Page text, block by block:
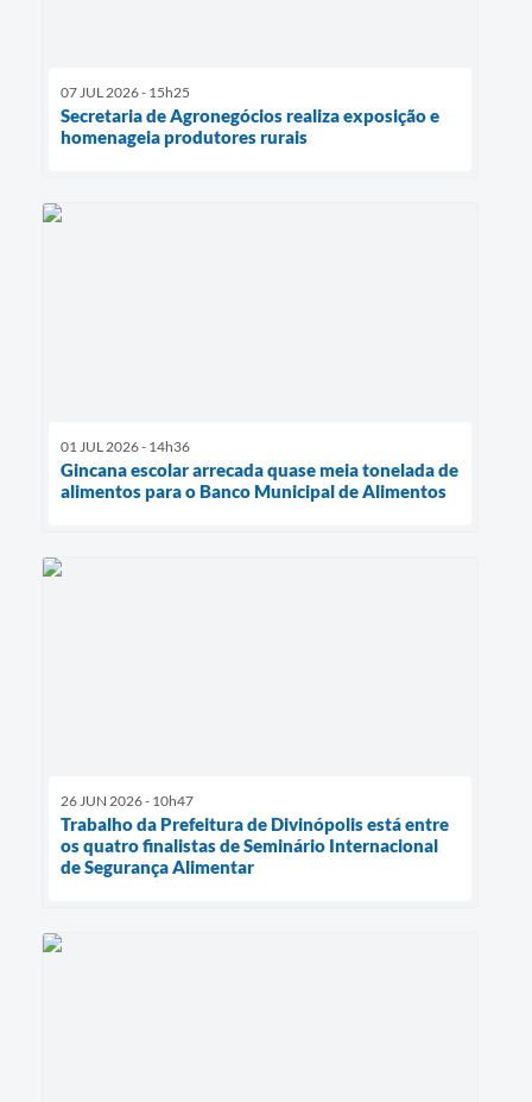
07 JUL 2026 - 15h25
Secretaria de Agronegócios realiza exposição e
homenageia produtores rurais
01 JUL 2026 - 14h36
Gincana escolar arrecada quase meia tonelada de
alimentos para o Banco Municipal de Alimentos
26 JUN 2026 - 10h47
Trabalho da Prefeitura de Divinópolis está entre
os quatro finalistas de Seminário Internacional
de Segurança Alimentar